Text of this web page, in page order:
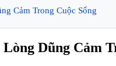
Cảm Trong Cuộc Sống
Dũng Cảm